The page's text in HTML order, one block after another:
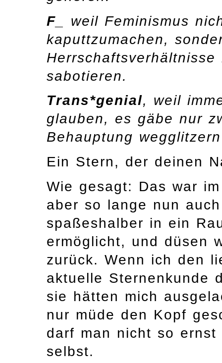
F _ weil Feminismus
kaputtzumachen,
sabotieren.
Trans*genial, weil
glauben, es gäbe nur
Behauptung
Ein Stern, der deinen
Wie gesagt: Das war
aber so lange nun
spaßeshalber in ein
ermöglicht, und düsen
zurück. Wenn ich den
aktuelle Sternenkunde
sie hätten mich
nur müde den Kopf
darf man nicht so
selbst.